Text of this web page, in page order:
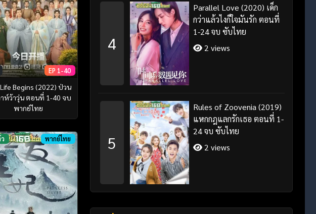
EP 1-40
Begins (2022) ป่วน
าห์ว้าวุ่น ตอนที่ 1-40 จบ
พากย์ไทย
พากย์ไทย
4
Parallel Love (2020) เด็ก
กว่าแล้วไงก็ใจมันรัก ตอนที่
1-24 จบ ซับไทย
2 views
5
Rules of Zoovenia (2019)
แหกกฎแลกรักเธอ ตอนที่ 1-
24 จบ ซับไทย
2 views